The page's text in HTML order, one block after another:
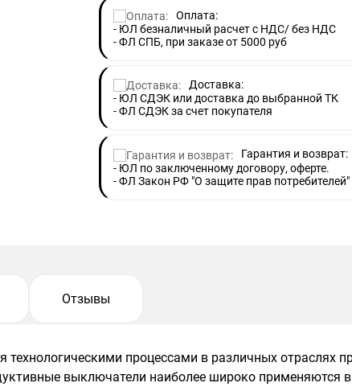
Оплата:
- ЮЛ безналичный расчет с НДС/ без НДС
- ФЛ СПБ, при заказе от 5000 руб
Доставка:
- ЮЛ СДЭК или доставка до выбранной ТК
- ФЛ СДЭК за счет покупателя
Гарантия и возврат:
- ЮЛ по заключенному договору, оферте.
- ФЛ Закон РФ "О защите прав потребителей"
Отзывы
технологическими процессами в различных отраслях
выключатели наиболее широко применяются